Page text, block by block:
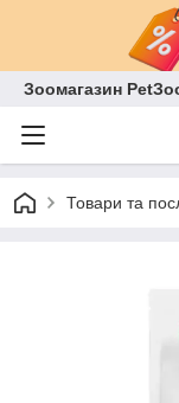
Зоомагазин
Товари та